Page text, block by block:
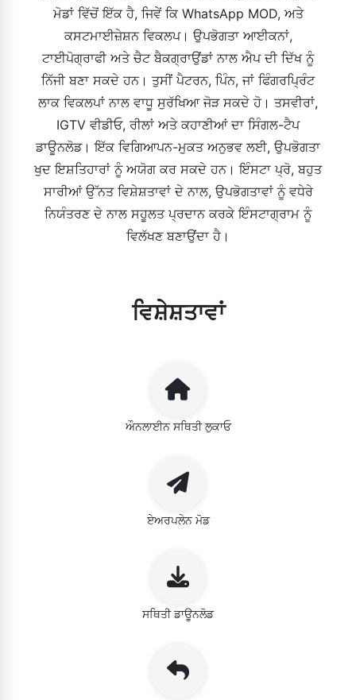
ਮੋਡਾਂ ਵਿੱਚੋਂ ਇੱਕ ਹੈ, ਜਿਵੇਂ ਕਿ WhatsApp MOD, ਅਤੇ
ਕਸਟਮਾਈਜ਼ੇਸ਼ਨ ਵਿਕਲਪ। ਉਪਭੋਗਤਾ ਆਈਕਨਾਂ,
ਟਾਈਪੋਗ੍ਰਾਫੀ ਅਤੇ ਚੈਟ ਬੈਕਗ੍ਰਾਉਂਡਾਂ ਨਾਲ ਐਪ ਦੀ ਦਿੱਖ ਨੂੰ
ਨਿੱਜੀ ਬਣਾ ਸਕਦੇ ਹਨ। ਤੁਸੀਂ ਪੈਟਰਨ, ਪਿੰਨ, ਜਾਂ ਫਿੰਗਰਪ੍ਰਿੰਟ
ਲਾਕ ਵਿਕਲਪਾਂ ਨਾਲ ਵਾਧੂ ਸੁਰੱਖਿਆ ਜੋੜ ਸਕਦੇ ਹੋ। ਤਸਵੀਰਾਂ,
IGTV ਵੀਡੀਓ, ਰੀਲਾਂ ਅਤੇ ਕਹਾਣੀਆਂ ਦਾ ਸਿੰਗਲ-ਟੈਪ
ਡਾਊਨਲੋਡ। ਇੱਕ ਵਿਗਿਆਪਨ-ਮੁਕਤ ਅਨੁਭਵ ਲਈ, ਉਪਭੋਗਤਾ
ਖੁਦ ਇਸ਼ਤਿਹਾਰਾਂ ਨੂੰ ਅਯੋਗ ਕਰ ਸਕਦੇ ਹਨ। ਇੰਸਟਾ ਪ੍ਰੋ, ਬਹੁਤ
ਸਾਰੀਆਂ ਉੱਨਤ ਵਿਸ਼ੇਸ਼ਤਾਵਾਂ ਦੇ ਨਾਲ, ਉਪਭੋਗਤਾਵਾਂ ਨੂੰ ਵਧੇਰੇ
ਨਿਯੰਤਰਣ ਦੇ ਨਾਲ ਸਹੂਲਤ ਪ੍ਰਦਾਨ ਕਰਕੇ ਇੰਸਟਾਗ੍ਰਾਮ ਨੂੰ
ਵਿਲੱਖਣ ਬਣਾਉਂਦਾ ਹੈ।
ਵਿਸ਼ੇਸ਼ਤਾਵਾਂ
ਔਨਲਾਈਨ ਸਥਿਤੀ ਲੁਕਾਓ
ਏਅਰਪਲੇਨ ਮੋਡ
ਸਥਿਤੀ ਡਾਊਨਲੋਡ